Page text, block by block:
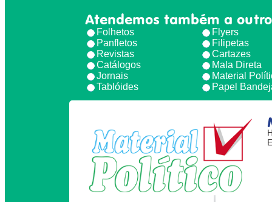
Atendemos também a
Folhetos
Panfletos
Revistas
Catálogos
Jornais
Tablóides
Flyers
Filipetas
Cartazes
Mala Direta
Material
Papel